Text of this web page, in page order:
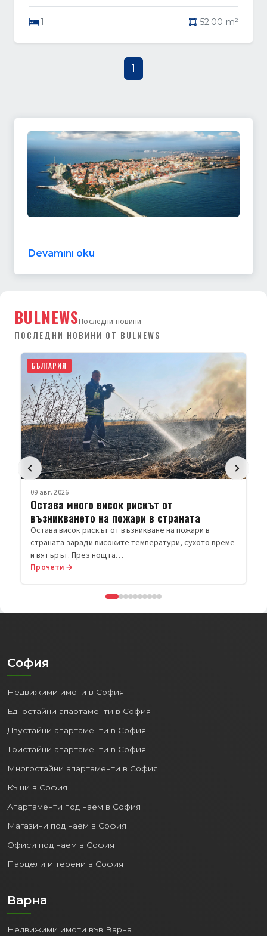
1 52.00 m²
1
Devamını oku
BULNEWSПоследни новини
ПОСЛЕДНИ НОВИНИ ОТ BULNEWS
БЪЛГАРИЯ
09 авг. 2026
Остава много висок рискът от
възникването на пожари в страната
Остава висок рискът от възникване на пожари в
страната заради високите температури, сухото време
и вятърът. През нощта…
Прочети →
София
Недвижими имоти в София
Едностайни апартаменти в София
Двустайни апартаменти в София
Тристайни апартаменти в София
Многостайни апартаменти в София
Къщи в София
Апартаменти под наем в София
Магазини под наем в София
Офиси под наем в София
Парцели и терени в София
Варна
Недвижими имоти във Варна